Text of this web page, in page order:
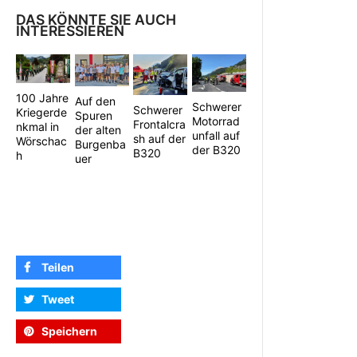
DAS KÖNNTE SIE AUCH
INTERESSIEREN
100 Jahre
Kriegerde
nkmal in
Wörschac
h
Auf den
Spuren
der alten
Burgenba
uer
Schwerer
Frontalcra
sh auf der
B320
Schwerer
Motorrad
unfall auf
der B320
Teilen
Tweet
Speichern